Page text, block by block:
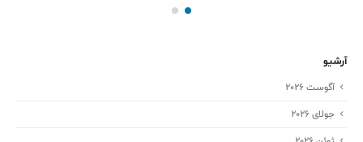
آرشیو
آگوست 2026
جولای 2026